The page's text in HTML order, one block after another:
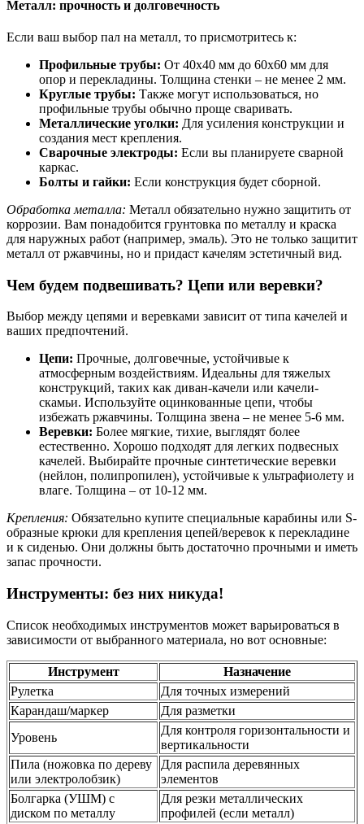
Металл: прочность и долговечность
Если ваш выбор пал на металл, то присмотритесь к:
Профильные трубы: От 40х40 мм до 60х60 мм для
опор и перекладины. Толщина стенки – не менее 2 мм.
Круглые трубы: Также могут использоваться, но
профильные трубы обычно проще сваривать.
Металлические уголки: Для усиления конструкции и
создания мест крепления.
Сварочные электроды: Если вы планируете сварной
каркас.
Болты и гайки: Если конструкция будет сборной.
Обработка металла: Металл обязательно нужно защитить от
коррозии. Вам понадобится грунтовка по металлу и краска
для наружных работ (например, эмаль). Это не только защитит
металл от ржавчины, но и придаст качелям эстетичный вид.
Чем будем подвешивать? Цепи или веревки?
Выбор между цепями и веревками зависит от типа качелей и
ваших предпочтений.
Цепи: Прочные, долговечные, устойчивые к
атмосферным воздействиям. Идеальны для тяжелых
конструкций, таких как диван-качели или качели-
скамьи. Используйте оцинкованные цепи, чтобы
избежать ржавчины. Толщина звена – не менее 5-6 мм.
Веревки: Более мягкие, тихие, выглядят более
естественно. Хорошо подходят для легких подвесных
качелей. Выбирайте прочные синтетические веревки
(нейлон, полипропилен), устойчивые к ультрафиолету и
влаге. Толщина – от 10-12 мм.
Крепления: Обязательно купите специальные карабины или S-
образные крюки для крепления цепей/веревок к перекладине
и к сиденью. Они должны быть достаточно прочными и иметь
запас прочности.
Инструменты: без них никуда!
Список необходимых инструментов может варьироваться в
зависимости от выбранного материала, но вот основные:
Инструмент
Назначение
Рулетка
Для точных измерений
Карандаш/маркер
Для разметки
Уровень
Для контроля горизонтальности и
вертикальности
Пила (ножовка по дереву
или электролобзик)
Для распила деревянных
элементов
Болгарка (УШМ) с
диском по металлу
Для резки металлических
профилей (если металл)